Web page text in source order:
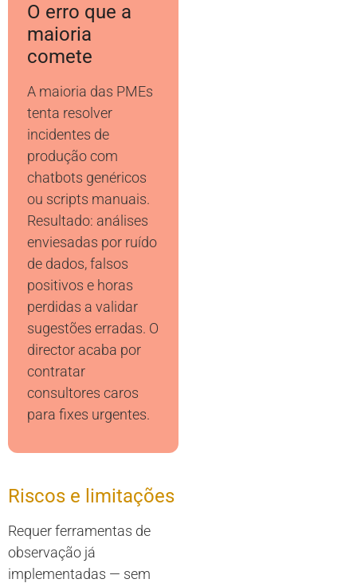
O erro que a
maioria
comete
A maioria das PMEs
tenta resolver
incidentes de
produção com
chatbots genéricos
ou scripts manuais.
Resultado: análises
enviesadas por ruído
de dados, falsos
positivos e horas
perdidas a validar
sugestões erradas. O
director acaba por
contratar
consultores caros
para fixes urgentes.
Riscos e limitações
Requer ferramentas de
observação já
implementadas — sem